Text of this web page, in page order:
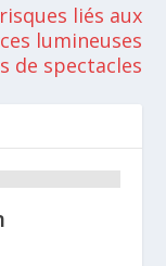
liés aux
lumineuses
de spectacles